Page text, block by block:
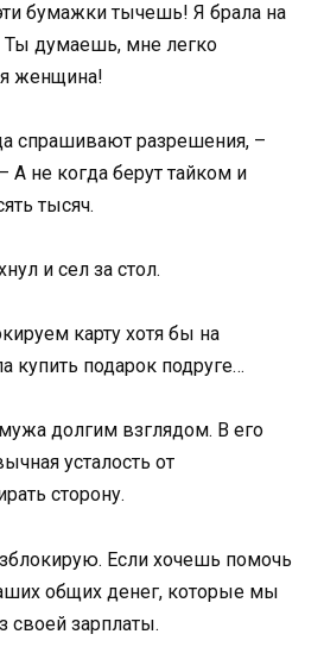
бумажки тычешь! Я брала на
думаешь, мне легко
женщина!
спрашивают разрешения, –
А не когда берут тайком и
тысяч.
и сел за стол.
карту хотя бы на
купить подарок подруге…
долгим взглядом. В его
усталость от
сторону.
Если хочешь помочь
общих денег, которые мы
своей зарплаты.